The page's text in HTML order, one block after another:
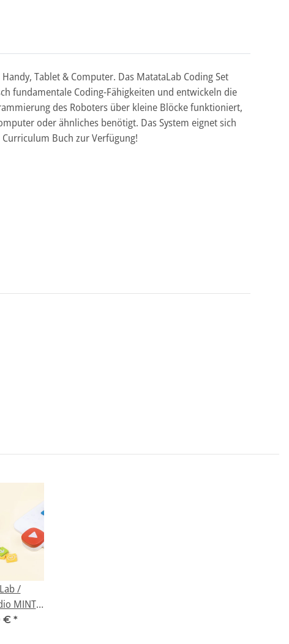
Tablet & Computer. Das MatataLab Coding Set
fundamentale Coding-Fähigkeiten und entwickeln die
des Roboters über kleine Blöcke funktioniert,
oder ähnliches benötigt. Das System eignet sich
Buch zur Verfügung!
/
MINT
&
€ *